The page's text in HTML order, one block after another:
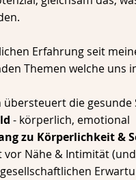
Erfahrung seit
Themen welche uns
übersteuert die gesunde
- körperlich, emotional
zu Körperlichkeit &
vor Nähe & Intimität